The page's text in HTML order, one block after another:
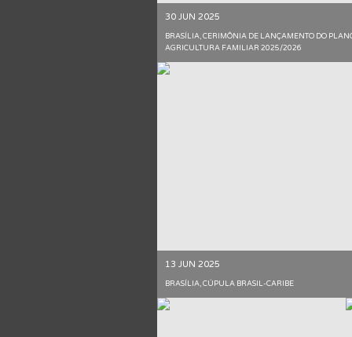
30 JUN 2025
BRASÍLIA, CERIMÔNIA DE LANÇAMENTO DO
AGRICULTURA FAMILIAR 2025/2026
13 JUN 2025
BRASÍLIA, CÚPULA BRASIL-CARIBE